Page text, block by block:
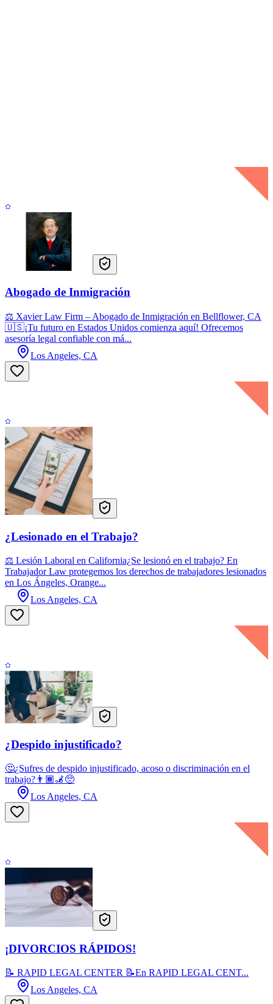
Abogado de Inmigración
⚖️ Xavier Law Firm – Abogado de Inmigración en Bellflower, CA
🇺🇸¡Tu futuro en Estados Unidos comienza aquí! Ofrecemos
asesoría legal confiable con má...
Los Angeles, CA
¿Lesionado en el Trabajo?
⚖️ Lesión Laboral en California¿Se lesionó en el trabajo? En
Trabajador Law protegemos los derechos de trabajadores lesionados
en Los Ángeles, Orange...
Los Angeles, CA
¿Despido injustificado?
🤔¿Sufres de despido injustificado, acoso o discriminación en el
trabajo?👨🏾‍🦼🥺
Los Angeles, CA
¡DIVORCIOS RÁPIDOS!
📝 RAPID LEGAL CENTER 📝En RAPID LEGAL CENT...
Los Angeles, CA